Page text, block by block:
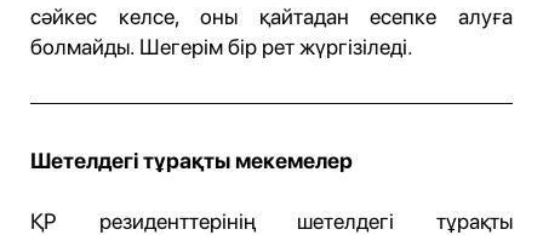
сәйкес келсе, оны қайтадан есепке алуға
болмайды. Шегерім бір рет жүргізіледі.
Шетелдегі тұрақты мекемелер
ҚР резиденттерінің шетелдегі тұрақты